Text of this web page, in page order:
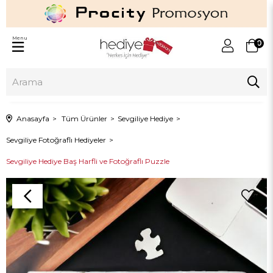
0
Menu
Anasayfa Tüm Ürünler Sevgiliye Hediye
Sevgiliye Fotoğraflı Hediyeler
Sevgiliye Hediye Baş Harfli ve Fotoğraflı Puzzle